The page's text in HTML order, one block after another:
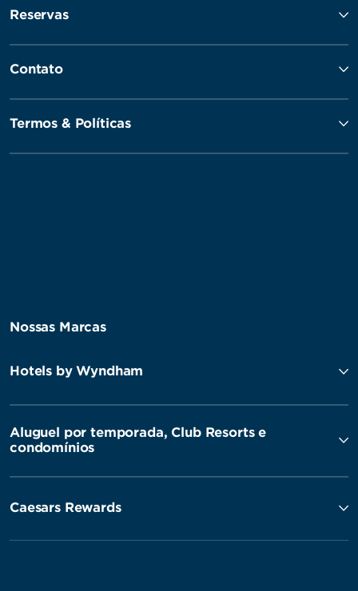
Reservas
Contato
Termos & Políticas
Nossas Marcas
Hotels by Wyndham
Aluguel por temporada, Club Resorts e
condomínios
Caesars Rewards